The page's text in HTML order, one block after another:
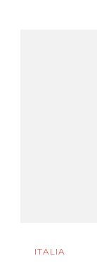
ITALIA